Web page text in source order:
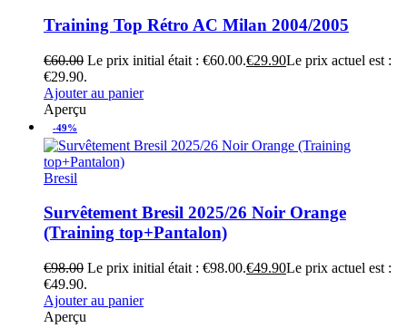
Training Top Rétro AC Milan 2004/2005
€60.00 Le prix initial était : €60.00.€29.90Le prix actuel est :
€29.90.
Ajouter au panier
Aperçu
-49%
Bresil
Survêtement Bresil 2025/26 Noir Orange
(Training top+Pantalon)
€98.00 Le prix initial était : €98.00.€49.90Le prix actuel est :
€49.90.
Ajouter au panier
Aperçu